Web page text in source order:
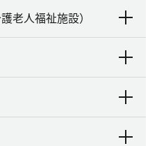
老人福祉施設）